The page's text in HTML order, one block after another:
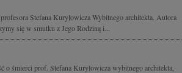
Stefana Kuryłowicza Wybitnego architekta. Autora
się w smutku z Jego Rodziną i...
o śmierci prof. Stefana Kuryłowicza wybitnego architekta,